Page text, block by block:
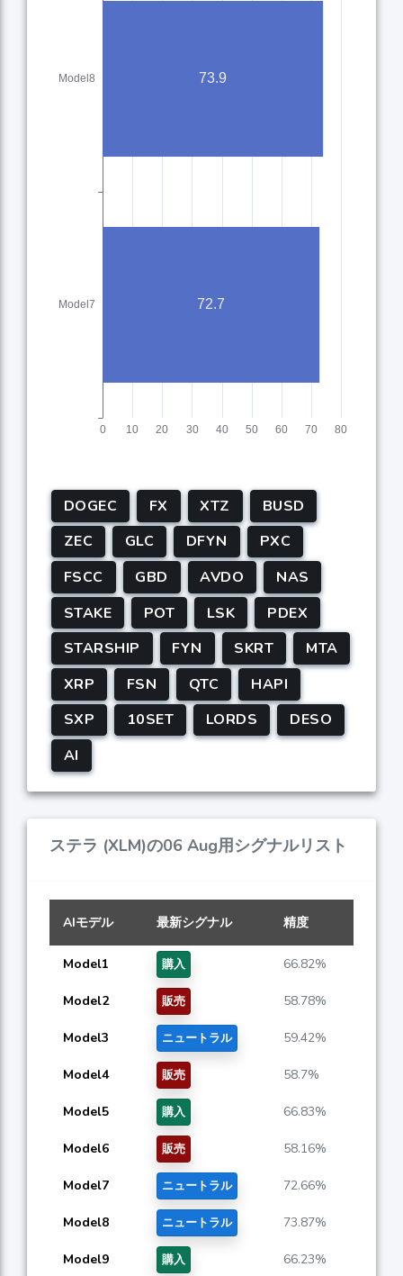
DOGEC FX XTZ
BUSD
ZEC
GLC DFYN
PXC
FSCC
GBD AVDO
NAS
STAKE
POT LSK
PDEX
STARSHIP
FYN SKRT
MTA
XRP
FSN QTC
HAPI
SXP
10SET LORDS
DESO
AI
ステラ (XLM)の06 Aug用シグナルリスト
AIモデル 最新シグナル 精度
Model1 購入 66.82%
Model2 販売 58.78%
Model3 ニュートラル 59.42%
Model4 販売 58.7%
Model5 購入 66.83%
Model6 販売 58.16%
Model7 ニュートラル 72.66%
Model8 ニュートラル 73.87%
Model9 購入 66.23%